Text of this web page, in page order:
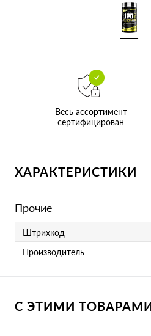
Весь ассортимент
сертифицирован
ХАРАКТЕРИСТИКИ
Прочие
Штрихкод
Производитель
С ЭТИМИ